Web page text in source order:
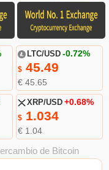
LTC/USD -0.72%
$45.49
€ 45.65
XRP/USD +0.68%
$1.034
€ 1.04
de Bitcoin